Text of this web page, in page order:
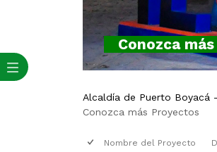
Conozca
Alcaldía de Puerto Boyacá
Conozca más Proyectos
Nombre del Proyecto